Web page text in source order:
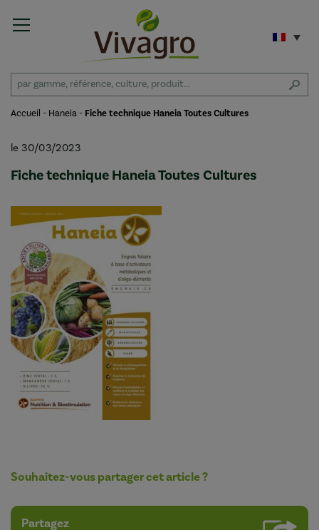
Accueil - Haneia - Fiche technique Haneia Toutes Cultures
le 30/03/2023
Fiche technique Haneia Toutes Cultures
Souhaitez-vous partager cet article ?
Partagez